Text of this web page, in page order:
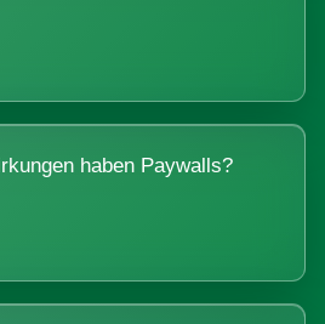
haben Paywalls?